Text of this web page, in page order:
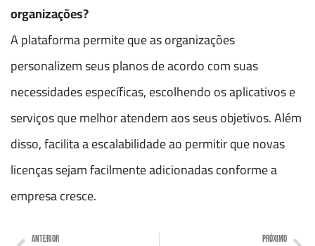
organizações?
A plataforma permite que as organizações
personalizem seus planos de acordo com suas
necessidades específicas, escolhendo os aplicativos e
serviços que melhor atendem aos seus objetivos. Além
disso, facilita a escalabilidade ao permitir que novas
licenças sejam facilmente adicionadas conforme a
empresa cresce.
ANTERIOR PRÓXIMO